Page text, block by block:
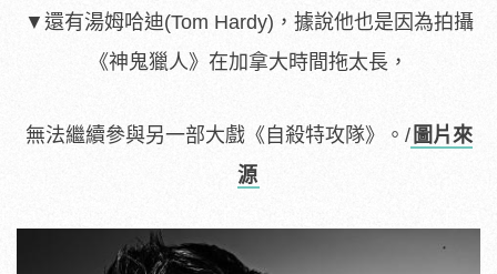
▼ 還有湯姆哈迪(Tom Hardy)，據說他也是因為拍攝
《神鬼獵人》在加拿大時間拖太長，
無法繼續參與另一部大戲《自殺特攻隊》。/ 圖片來
源